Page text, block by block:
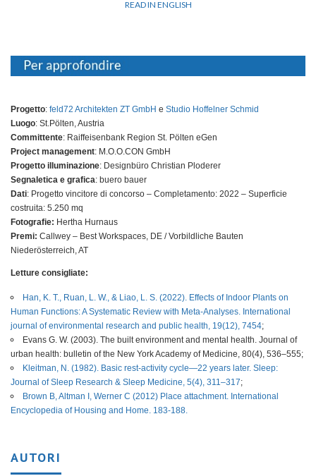
READ IN ENGLISH
Progetto: feld72 Architekten ZT GmbH e Studio Hoffelner Schmid
Luogo: St.Pölten, Austria
Committente: Raiffeisenbank Region St. Pölten eGen
Project management: M.O.O.CON GmbH
Progetto illuminazione: Designbüro Christian Ploderer
Segnaletica e grafica: buero bauer
Dati: Progetto vincitore di concorso – Completamento: 2022 – Superficie
costruita: 5.250 mq
Fotografie: Hertha Hurnaus
Premi: Callwey – Best Workspaces, DE / Vorbildliche Bauten
Niederösterreich, AT
Letture consigliate:
Han, K. T., Ruan, L. W., & Liao, L. S. (2022). Effects of Indoor Plants on
Human Functions: A Systematic Review with Meta-Analyses. International
journal of environmental research and public health, 19(12), 7454;
Evans G. W. (2003). The built environment and mental health. Journal of
urban health: bulletin of the New York Academy of Medicine, 80(4), 536–555;
Kleitman, N. (1982). Basic rest-activity cycle—22 years later. Sleep:
Journal of Sleep Research & Sleep Medicine, 5(4), 311–317;
Brown B, Altman I, Werner C (2012) Place attachment. International
Encyclopedia of Housing and Home. 183-188.
AUTORI